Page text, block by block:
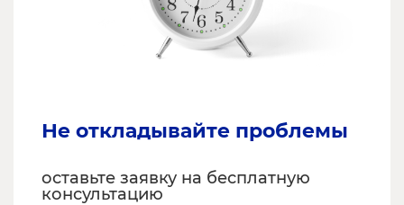
Не откладывайте проблемы
оставьте заявку на бесплатную
консультацию